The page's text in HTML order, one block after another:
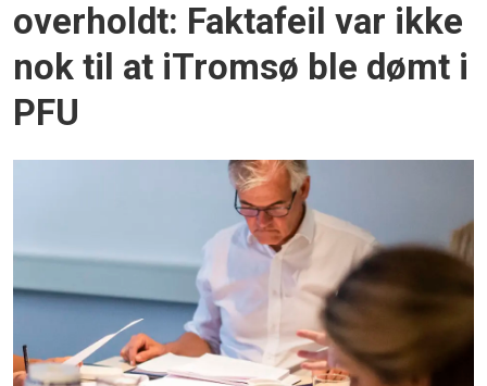
overholdt: Faktafeil var ikke
nok til at iTromsø ble dømt i
PFU